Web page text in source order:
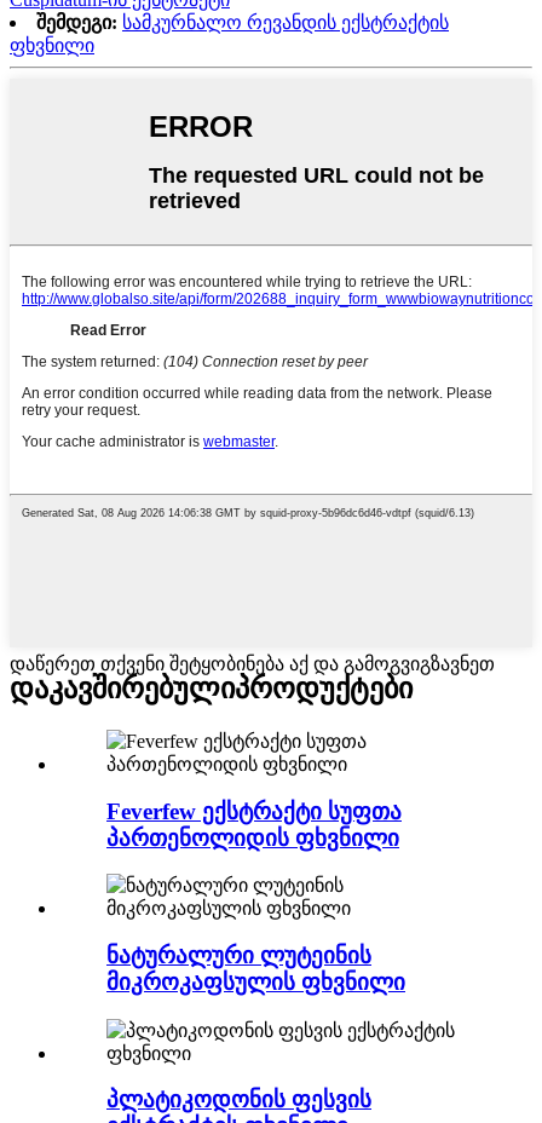
შემდეგი: სამკურნალო რევანდის ექსტრაქტის
ფხვნილი
დაწერეთ თქვენი შეტყობინება აქ და გამოგვიგზავნეთ
დაკავშირებულიპროდუქტები
Feverfew ექსტრაქტი სუფთა
პართენოლიდის ფხვნილი
ნატურალური ლუტეინის
მიკროკაფსულის ფხვნილი
პლატიკოდონის ფესვის